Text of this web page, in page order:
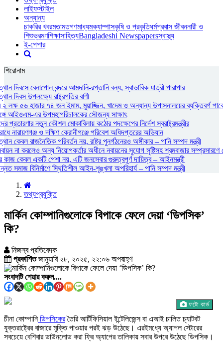
লাইফস্টাইল
অন্যান্য
চাকরির খবরমতামতগণমাধ্যমক্যাম্পাসকৃষি ও প্রকৃতিধর্মপ্রবাস জীবননারী ও
শিশুভ্রমণশিক্ষাসাহিত্যBangladeshi Newspapersস্বাস্থ্য
ই-পেপার
শিরোনাম
দিবসে বেনাপোল বন্দরে আমদানি-রপ্তানি বন্ধ, স্বাভাবিক যাত্রী পারাপার
দিবস উপলক্ষ্যে রাষ্ট্রপতির বাণী
লক্ষ ৫৬ হাজার ৭৪ জন ইমাম, মুয়াজ্জিন, খাদেম ও অন্যান্য উপাসনালয়ের ব্যক্তিবর্গ
সঙ্গে আইওএম-এর উপমহাপরিচালকের সৌজন্য সাক্ষাৎ
প্রতারণার নতুন কৌশল মোকাবিলায় কঠোর পদক্ষেপের নির্দেশ স্বরাষ্ট্রমন্ত্রীর
নারায়ণগঞ্জ ও দক্ষিণ কেরানীগঞ্জে পরিবেশ অধিদপ্তরের অভিযান
কেবল রাজনৈতিক পরিবর্তন নয়, রাষ্ট্র পুনর্গঠনেরও অঙ্গীকার – পানি সম্পদ মন্ত্রী
না করলেও অন্য নিয়োগকর্তার অধীনে নবায়নের সুযোগ সৃষ্টিসহ শ্রমবাজার সম্প্রসারণে
কাজ কেবল একটি পেশা নয়, এটি জনসেবার গুরুত্বপূর্ণ দায়িত্ব – আইনমন্ত্রী
সমাজ বিনির্মাণে স্থিতিশীল আইন-শৃঙ্খলা অপরিহার্য – পানি সম্পদ মন্ত্রী
তথ্যপ্রযুক্তি
মার্কিন কোম্পানিগুলোকে বিপাকে ফেলে দেয়া ‘ডিপসিক’
কি?
নিজস্ব প্রতিবেদক
প্রকাশিতজানুয়ারি ২৮, ২০২৫, ২২:০৬ অপরাহ্ণ
ফটো কার্ড
সংবাদটি শেয়ার করুন....
চীনা কোম্পানিডিপসিকেরতৈরি আর্টিফিসিয়াল ইন্টেলিজেন্স বা এআই চালিত চ্যাটবট
যুক্তরাষ্ট্রের বাজারে মুক্তি পাওয়ার পরই ঝড় উঠেছে। এরইমধ্যে অ্যাপল স্টোরের
সবচেয়ে বেশিবার ডাউনলোড করা ফ্রি অ্যাপের তালিকায় সবার উপরে উঠেছে ডিপসিক।